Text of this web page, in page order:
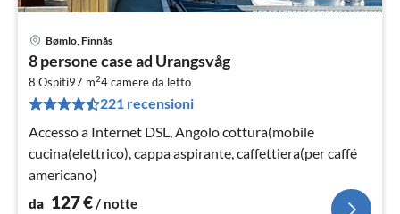
Bømlo, Finnås
8 persone case ad Urangsvåg
8 Ospiti97 m24camere da letto
221 recensioni
Accesso a Internet DSL, Angolo cottura(mobile
cucina(elettrico), cappa aspirante, caffettiera(per caffé
americano)
da 127€/ notte